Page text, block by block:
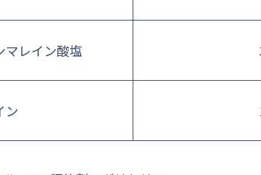
マレイン酸塩
ン